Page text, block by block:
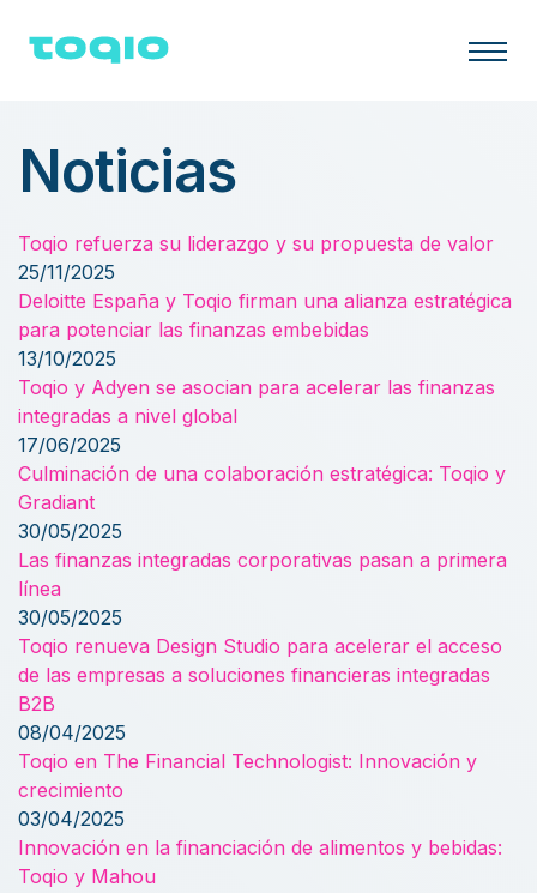
Noticias
Toqio refuerza su liderazgo y su propuesta de valor
25/11/2025
Deloitte España y Toqio firman una alianza estratégica
para potenciar las finanzas embebidas
13/10/2025
Toqio y Adyen se asocian para acelerar las finanzas
integradas a nivel global
17/06/2025
Culminación de una colaboración estratégica: Toqio y
Gradiant
30/05/2025
Las finanzas integradas corporativas pasan a primera
línea
30/05/2025
Toqio renueva Design Studio para acelerar el acceso
de las empresas a soluciones financieras integradas
B2B
08/04/2025
Toqio en The Financial Technologist: Innovación y
crecimiento
03/04/2025
Innovación en la financiación de alimentos y bebidas:
Toqio y Mahou